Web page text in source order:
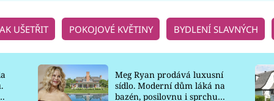
UŠETŘIT POKOJOVÉ KVĚTINY BYDLENÍ SLAVNÝCH
Meg Ryan prodává luxusní
sídlo. Moderní dům láká na
bazén, posilovnu i sprchu